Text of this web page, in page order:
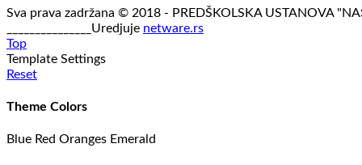
Sva prava zadržana © 2018 - PREDŠKOLSKA USTANOVA
_______________Uredjuje netware.rs
Top
Template Settings
Reset
Theme Colors
Blue Red Oranges Emerald